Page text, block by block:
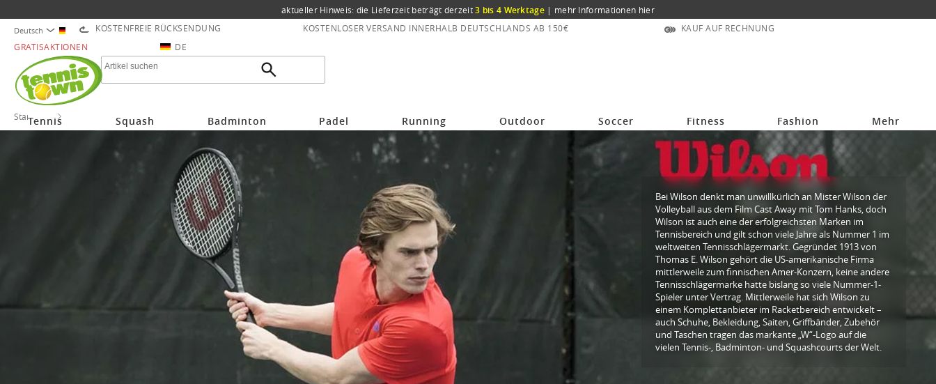
aktueller Hinweis: die Lieferzeit beträgt derzeit3 bis 4 Werktage | mehr Informationen hier
Deutsch KOSTENFREIE RÜCKSENDUNG KOSTENLOSER VERSAND INNERHALB DEUTSCHLANDS AB 150€
KAUF AUF RECHNUNG
GRATISAKTIONEN
DE
Tennis Squash Badminton Padel Running Outdoor Soccer Fitness Fashion Mehr
Startseite
Bei Wilson denkt man unwillkürlich an Mister Wilson der
Volleyball aus dem Film Cast Away mit Tom Hanks, doch
Wilson ist auch eine der erfolgreichsten Marken im
Tennisbereich und gilt schon viele Jahre als Nummer 1 im
weltweiten Tennisschlägermarkt. Gegründet 1913 von
Thomas E. Wilson gehört die US-amerikanische Firma
mittlerweile zum finnischen Amer-Konzern, keine andere
Tennisschlägermarke hatte bislang so viele Nummer-1-
Spieler unter Vertrag. Mittlerweile hat sich Wilson zu
einem Komplettanbieter im Racketbereich entwickelt –
auch Schuhe, Bekleidung, Saiten, Griffbänder, Zubehör
und Taschen tragen das markante „W“-Logo auf die
vielen Tennis-, Badminton- und Squashcourts der Welt.